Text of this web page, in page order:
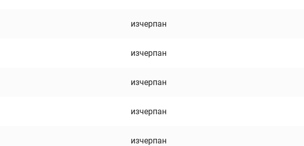
изчерпан
изчерпан
изчерпан
изчерпан
изчерпан